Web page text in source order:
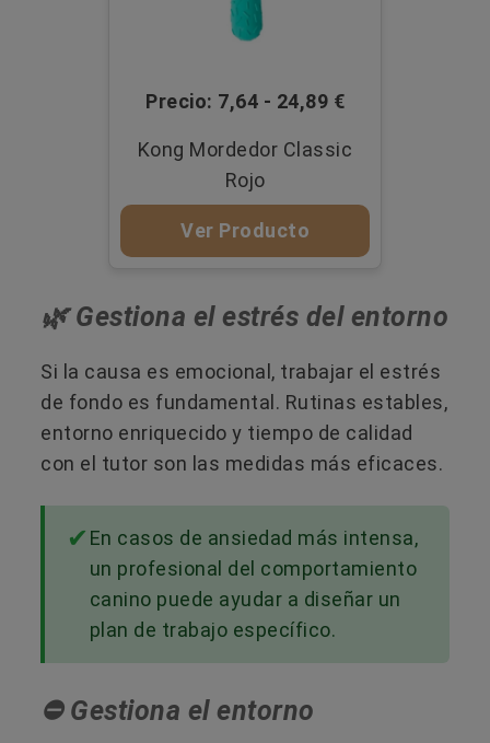
Precio: 7,64 - 24,89 €
Kong Mordedor Classic
Rojo
Ver Producto
🌿 Gestiona el estrés del entorno
Si la causa es emocional, trabajar el estrés
de fondo es fundamental. Rutinas estables,
entorno enriquecido y tiempo de calidad
con el tutor son las medidas más eficaces.
En casos de ansiedad más intensa,
un profesional del comportamiento
canino puede ayudar a diseñar un
plan de trabajo específico.
⛔ Gestiona el entorno